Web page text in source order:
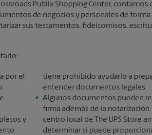
Publix Shopping Center,
de negocios y personales de forma
sus testamentos, fideicomisos,
por el
y
tiene prohibido ayudarlo a
entender documentos legales.
Algunos documentos pueden
firma además de la
centro local de The UPS Store
determinar si puede